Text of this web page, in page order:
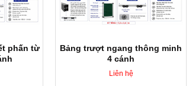
phấn từ
Bảng trượt ngang thông minh
4 cánh
Liên hệ